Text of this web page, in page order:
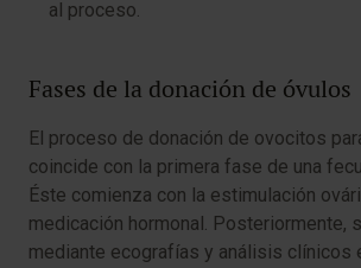
al proceso.
Fases de la donación de óvulos
El proceso de donación de ovocitos
coincide con la primera fase de una
Éste comienza con la estimulación
medicación hormonal. Posteriormente,
mediante ecografías y análisis clínicos